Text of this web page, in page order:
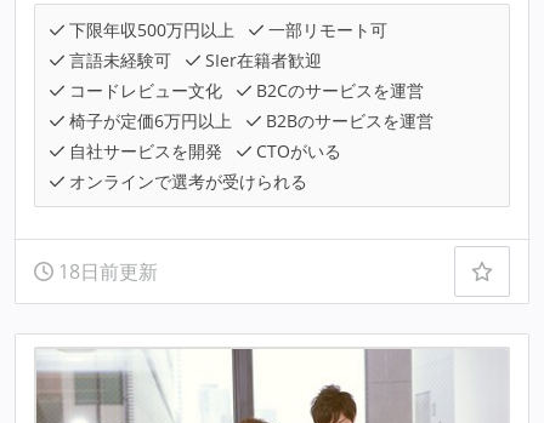
下限年収500万円以上
一部リモート可
言語未経験可
SIer在籍者歓迎
コードレビュー文化
B2Cのサービスを運営
椅子が定価6万円以上
B2Bのサービスを運営
自社サービスを開発
CTOがいる
オンラインで選考が受けられる
18日前更新